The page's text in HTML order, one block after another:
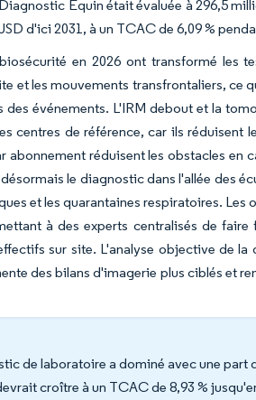
Équin était évaluée à 296,5
d'ici 2031, à un TCAC de 6,09 %
en 2026 ont transformé les
et les mouvements transfrontaliers, ce
des événements. L'IRM debout et la
centres de référence, car ils réduisent
abonnement réduisent les obstacles en
le diagnostic dans l'allée des
et les quarantaines respiratoires.
à des experts centralisés de
sur site. L'analyse objective de
des bilans d'imagerie plus ciblés et
de laboratoire a dominé avec une part
croître à un TCAC de 8,93 %